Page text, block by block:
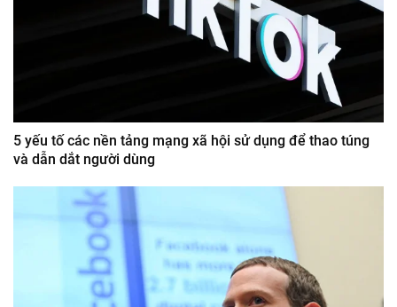
5 yếu tố các nền tảng mạng xã hội sử dụng để thao túng
và dẫn dắt người dùng